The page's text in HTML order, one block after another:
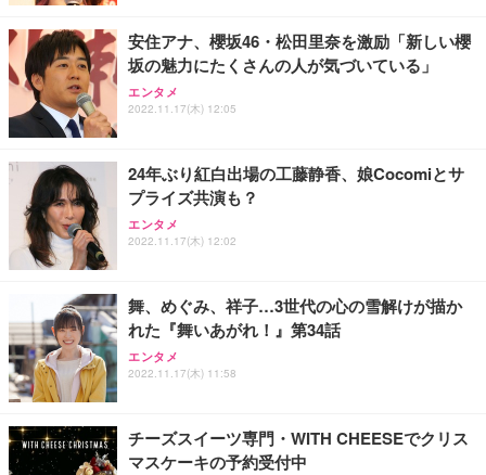
ョン PCチェア 通気性メッシュ ゲーミング/勉強/事
務用 おしゃれ パソコンチェア (ブラック)
Sezlife オフィスチェア デスクチェア 疲れない テレ
ワーク チェア 強化バックレスト 30度ロッキング機
能 人間工学 椅子 腰サポート 90度跳ね上げ式アーム
務用 おしゃれ パソコンチェア (ホワイト)
ANDWINT オフィスチェア デスクチェア 肘なし メ
ッシュ 通気性 ランバーサポート付き 腰サポート ガ
ス圧無段階昇降 360度回転 キャスター付き コンパク
【整備済み品】Dell E2724HS 27インチ 液晶モニタ
ー フルHD（1920×1080）VA 非光沢 HDMI/DisplayP
ort/VGA スピーカー内蔵 高さ調整 スイベル VESA対
【MiniLED/24.5inch/280Hz/FHD】GRAPHT THE S
HOOTER Gaming Monitor 24” Essential ゲーミン
グモニター QD 24.5インチ 1ms FHD 量子ドット 残
Smart Basic(スマートベーシック) 【Amazon.co.jp
限定】 Smart Basic アイリスオーヤマ ペットシーツ
超厚型 お徳用 ワイド 100枚入 (x 1) (ケース販売)
アイリスオーヤマ ペットシーツ 超厚型 お徳用 レギ
ュラー 200枚入【Amazon.co.jp限定】
安住アナ、櫻坂46・松田里奈を激励「新しい櫻
坂の魅力にたくさんの人が気づいている」
エンタメ
2022.11.17(木) 12:05
24年ぶり紅白出場の工藤静香、娘Cocomiとサ
プライズ共演も？
エンタメ
2022.11.17(木) 12:02
舞、めぐみ、祥子…3世代の心の雪解けが描か
れた『舞いあがれ！』第34話
エンタメ
2022.11.17(木) 11:58
チーズスイーツ専門・WITH CHEESEでクリス
マスケーキの予約受付中